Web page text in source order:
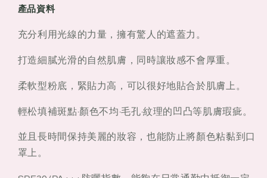
蜂
漿
粉
SPF30
10g
漿
粉
膏
SPF30
10g
產品資料
充分利用光線的力量，擁有驚人的遮蓋力。
打造細膩光滑的自然肌膚，同時讓妝感不會厚重。
柔軟型粉底，緊貼力高，可以很好地貼合於肌膚上。
輕松填補斑點·顏色不均·毛孔·紋理的凹凸等肌膚瑕疵。
並且長時間保持美麗的妝容，也能防止將顏色粘黏到口
罩上。